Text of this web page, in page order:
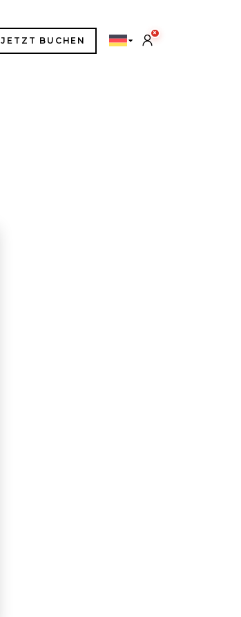
JETZT BUCHEN
×